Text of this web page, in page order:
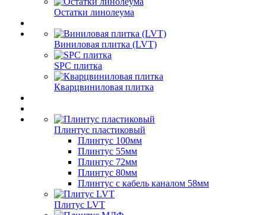
Остатки линолеума
Виниловая плитка (LVT)
SPC плитка
Кварцвиниловая плитка
Плинтус пластиковый
Плинтус 100мм
Плинтус 55мм
Плинтус 72мм
Плинтус 80мм
Плинтус с кабель каналом 58мм
Плитус LVT